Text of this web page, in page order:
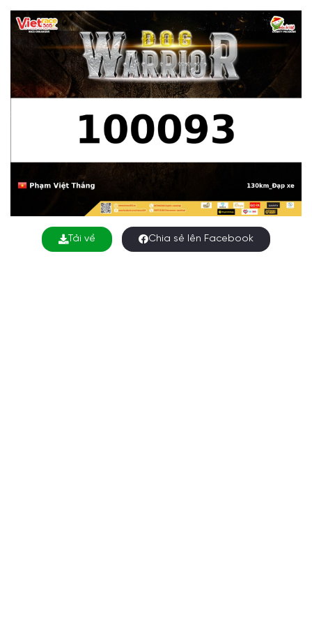
Tải về Chia sẻ lên Facebook